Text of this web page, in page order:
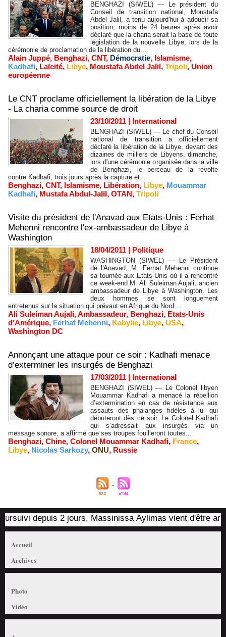
BENGHAZI (SIWEL) — Le président du
Conseil de transition national, Moustafa
Abdel Jalil, a tenu aujourd'hui à adoucir sa
position, moins de 24 heures après avoir
déclaré que la charia serait la base de toute
législation de la nouvelle Libye, lors de la
cérémonie de proclamation de la libération du...
Alain Juppé, Benghazi, CNT, Démocratie, Islamisme,
Kadhafi, Laïcité, Libye, Moustafa Abdel Jalil, Tripoli, Union
européenne
Le CNT proclame officiellement la libération de la Libye
- La charia comme source de droit
23/10/2011 | International
BENGHAZI (SIWEL) — Le chef du Conseil
national de transition a officiellement
déclaré la libération de la Libye, devant des
dizaines de milliers de Libyens, dimanche,
lors d'une cérémonie organisée dans la ville
de Benghazi, le berceau de la révolte
contre Kadhafi, trois jours après la capture et...
Benghazi, CNT, Islamisme, Libération, Libye, Mouammar
Kadhafi, Mustafa Abdul-Jalil, OTAN, Tripoli
Visite du président de l'Anavad aux Etats-Unis : Ferhat
Mehenni rencontre l'ex-ambassadeur de Libye à
Washington
18/04/2011 | Politique
WASHINGTON (SIWEL) — Le Président
de l'Anavad, M. Ferhat Mehenni continue
sa tournée aux Etats-Unis où il a rencontré
ce week-end M. Ali Suleiman Aujali, ancien
ambassadeur de Libye à Washington. Les
deux hommes se sont longuement
entretenus sur la situation qui prévaut en Afrique du Nord....
Ali Suleiman Aujali,Ambassadeur, Benghazi, Etats-Unis
d'Amérique, Ferhat Mehenni, Kabylie, Libye, USA,
Washington DC
Annonçant une attaque pour ce soir : Kadhafi menace
d’exterminer les insurgés de Benghazi
17/03/2011 | International
BENGHAZI (SIWEL) — Le Colonel libyen
Mouammar Kadhafi a menacé la rébellion
d’extermination en cas de résistance aux
assauts des phalanges fidèles à lui qui
débuteront dès ce soir. Le Colonel Kadhafi
qui s’adressait aux insurgés via un
message sonore, a affirmé que ses troupes fouilleront toutes...
Benghazi, Chine, Colonel Mouammar Kadhafi, France,
Libye, Nicolas Sarkozy, ONU, Russie
depuis 2 jours, Massinissa Aylimas vient d'être
Accueil
Archives
Photo
Vidéo